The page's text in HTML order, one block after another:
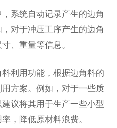
系统自动记录产生的边角
对于冲压工序产生的边角
、重量等信息。
利用功能，根据边角料的
方案。例如，对于一些质
议将其用于生产一些小型
，降低原材料浪费。